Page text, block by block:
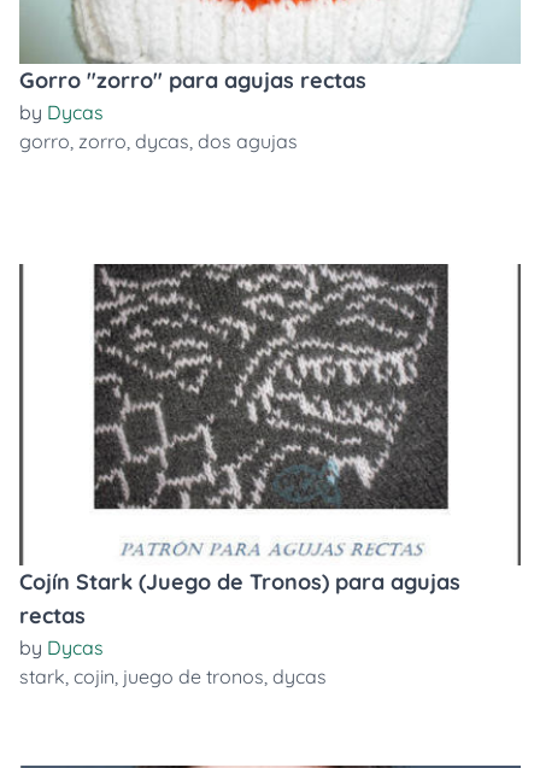
Gorro "zorro" para agujas rectas
by Dycas
gorro, zorro, dycas, dos agujas
Cojín Stark (Juego de Tronos) para agujas
rectas
by Dycas
stark, cojin, juego de tronos, dycas